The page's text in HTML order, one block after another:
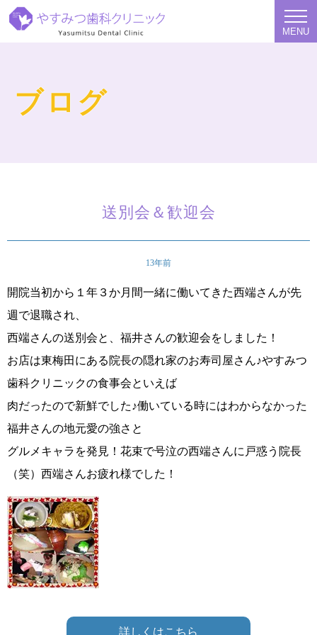
MENU
ブログ
送別会＆歓迎会
13年前
開院当初から１年３か月間一緒に働いてきた西端さんが先
週で退職され、
西端さんの送別会と、福井さんの歓迎会をしました！
お店は東梅田にある院長の隠れ家のお寿司屋さん♪やすみつ
歯科クリニックの食事会といえば
肉だったので新鮮でした♪働いている時にはわからなかった
福井さんの地元愛の強さと
グルメキャラを発見！花束で号泣の西端さんに戸惑う院長
（笑）西端さんお疲れ様でした！
詳しくはこちら